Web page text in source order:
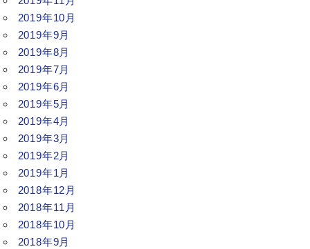
2019年10月
2019年9月
2019年8月
2019年7月
2019年6月
2019年5月
2019年4月
2019年3月
2019年2月
2019年1月
2018年12月
2018年11月
2018年10月
2018年9月